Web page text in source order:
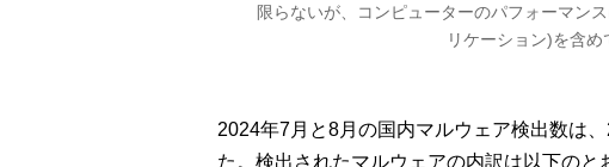
限らないが、コンピューターのパフォーマン
リケーション)を含め
2024年7月と8月の国内マルウェア検出数は
た。検出されたマルウェアの内訳は以下のと